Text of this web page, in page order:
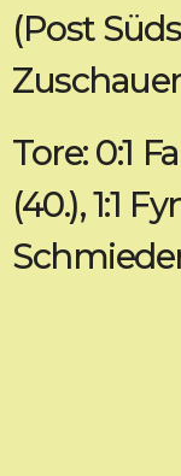
(Post
Tore: 0:1
(40.), 1:1